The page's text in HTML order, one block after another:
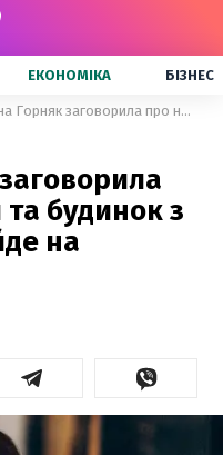
ЕКОНОМІКА БІЗНЕС
Христина Горняк заговорила про нові стосунки та будинок з Остапчуком: "Не йде на перемовини"
та будинок з
на